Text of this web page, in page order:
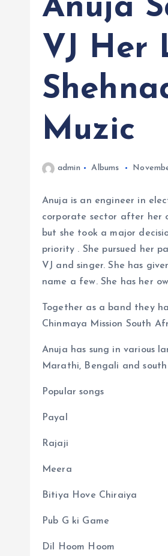
Anuja
VJ Her
Muzic
admin Albums
Anuja is an engineer in
corporate sector after her
but she took a major
priority . She pursued her
VJ and singer. She has
name a few. She has her
Together as a band they
Chinmaya Mission South
Anuja has sung in various
Marathi, Bengali and south
Popular songs
Payal
Rajaji
Meera
Bitiya Hove Chiraiya
Pub G ki Game
Dil Hoom Hoom